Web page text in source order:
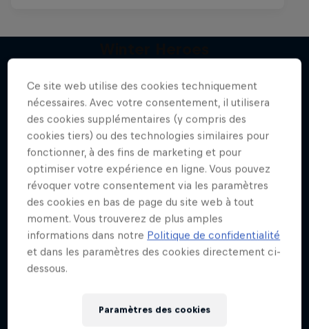
J'en veux encore !
1 Saison · 15 épisodes
SKI
Ce site web utilise des cookies techniquement
nécessaires. Avec votre consentement, il utilisera
des cookies supplémentaires (y compris des
cookies tiers) ou des technologies similaires pour
fonctionner, à des fins de marketing et pour
optimiser votre expérience en ligne. Vous pouvez
révoquer votre consentement via les paramètres
des cookies en bas de page du site web à tout
moment. Vous trouverez de plus amples
informations dans notre Politique de confidentialité
et dans les paramètres des cookies directement ci-
dessous.
Paramètres des cookies